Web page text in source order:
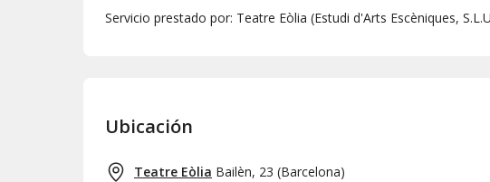
Servicio prestado por: Teatre Eòlia (Estudi d'Arts Escèniques,
Ubicación
Teatre Eòlia Bailèn, 23 (Barcelona)